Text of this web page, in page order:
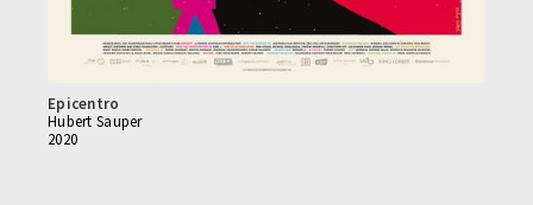
Epicentro
Hubert Sauper
2020